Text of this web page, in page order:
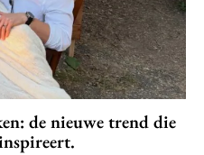
de nieuwe trend die